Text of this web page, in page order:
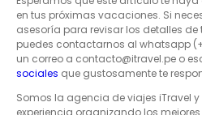
en tus próximas vacaciones. Si
asesoría para revisar los detalles de
puedes contactarnos al whatsapp
un correo a contacto@itravel.pe o
sociales que gustosamente te
Somos la agencia de viajes iTravel
experiencia organizando los